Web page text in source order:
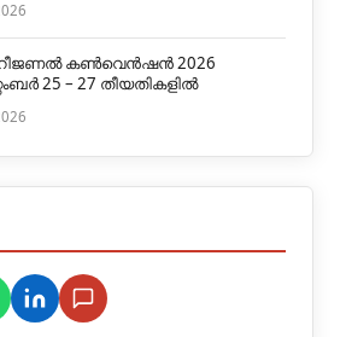
കൺവെൻഷൻ 2026
25 – 27 തീയതികളിൽ